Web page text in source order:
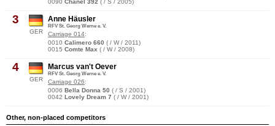
0090 Chanel 392 ( / S / 2005)
3
GER
Anne Häusler
RFV St. Georg Werne e. V.
Carriage 014:
0010 Calimero 660 ( / W / 2011)
0015 Comte Max ( / W / 2008)
4
GER
Marcus van't Oever
RFV St. Georg Werne e. V.
Carriage 026:
0006 Bella Donna 50 ( / S / 2001)
0042 Lovely Dream 7 ( / W / 2001)
Other, non-placed competitors